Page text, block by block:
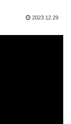
2023.12.29